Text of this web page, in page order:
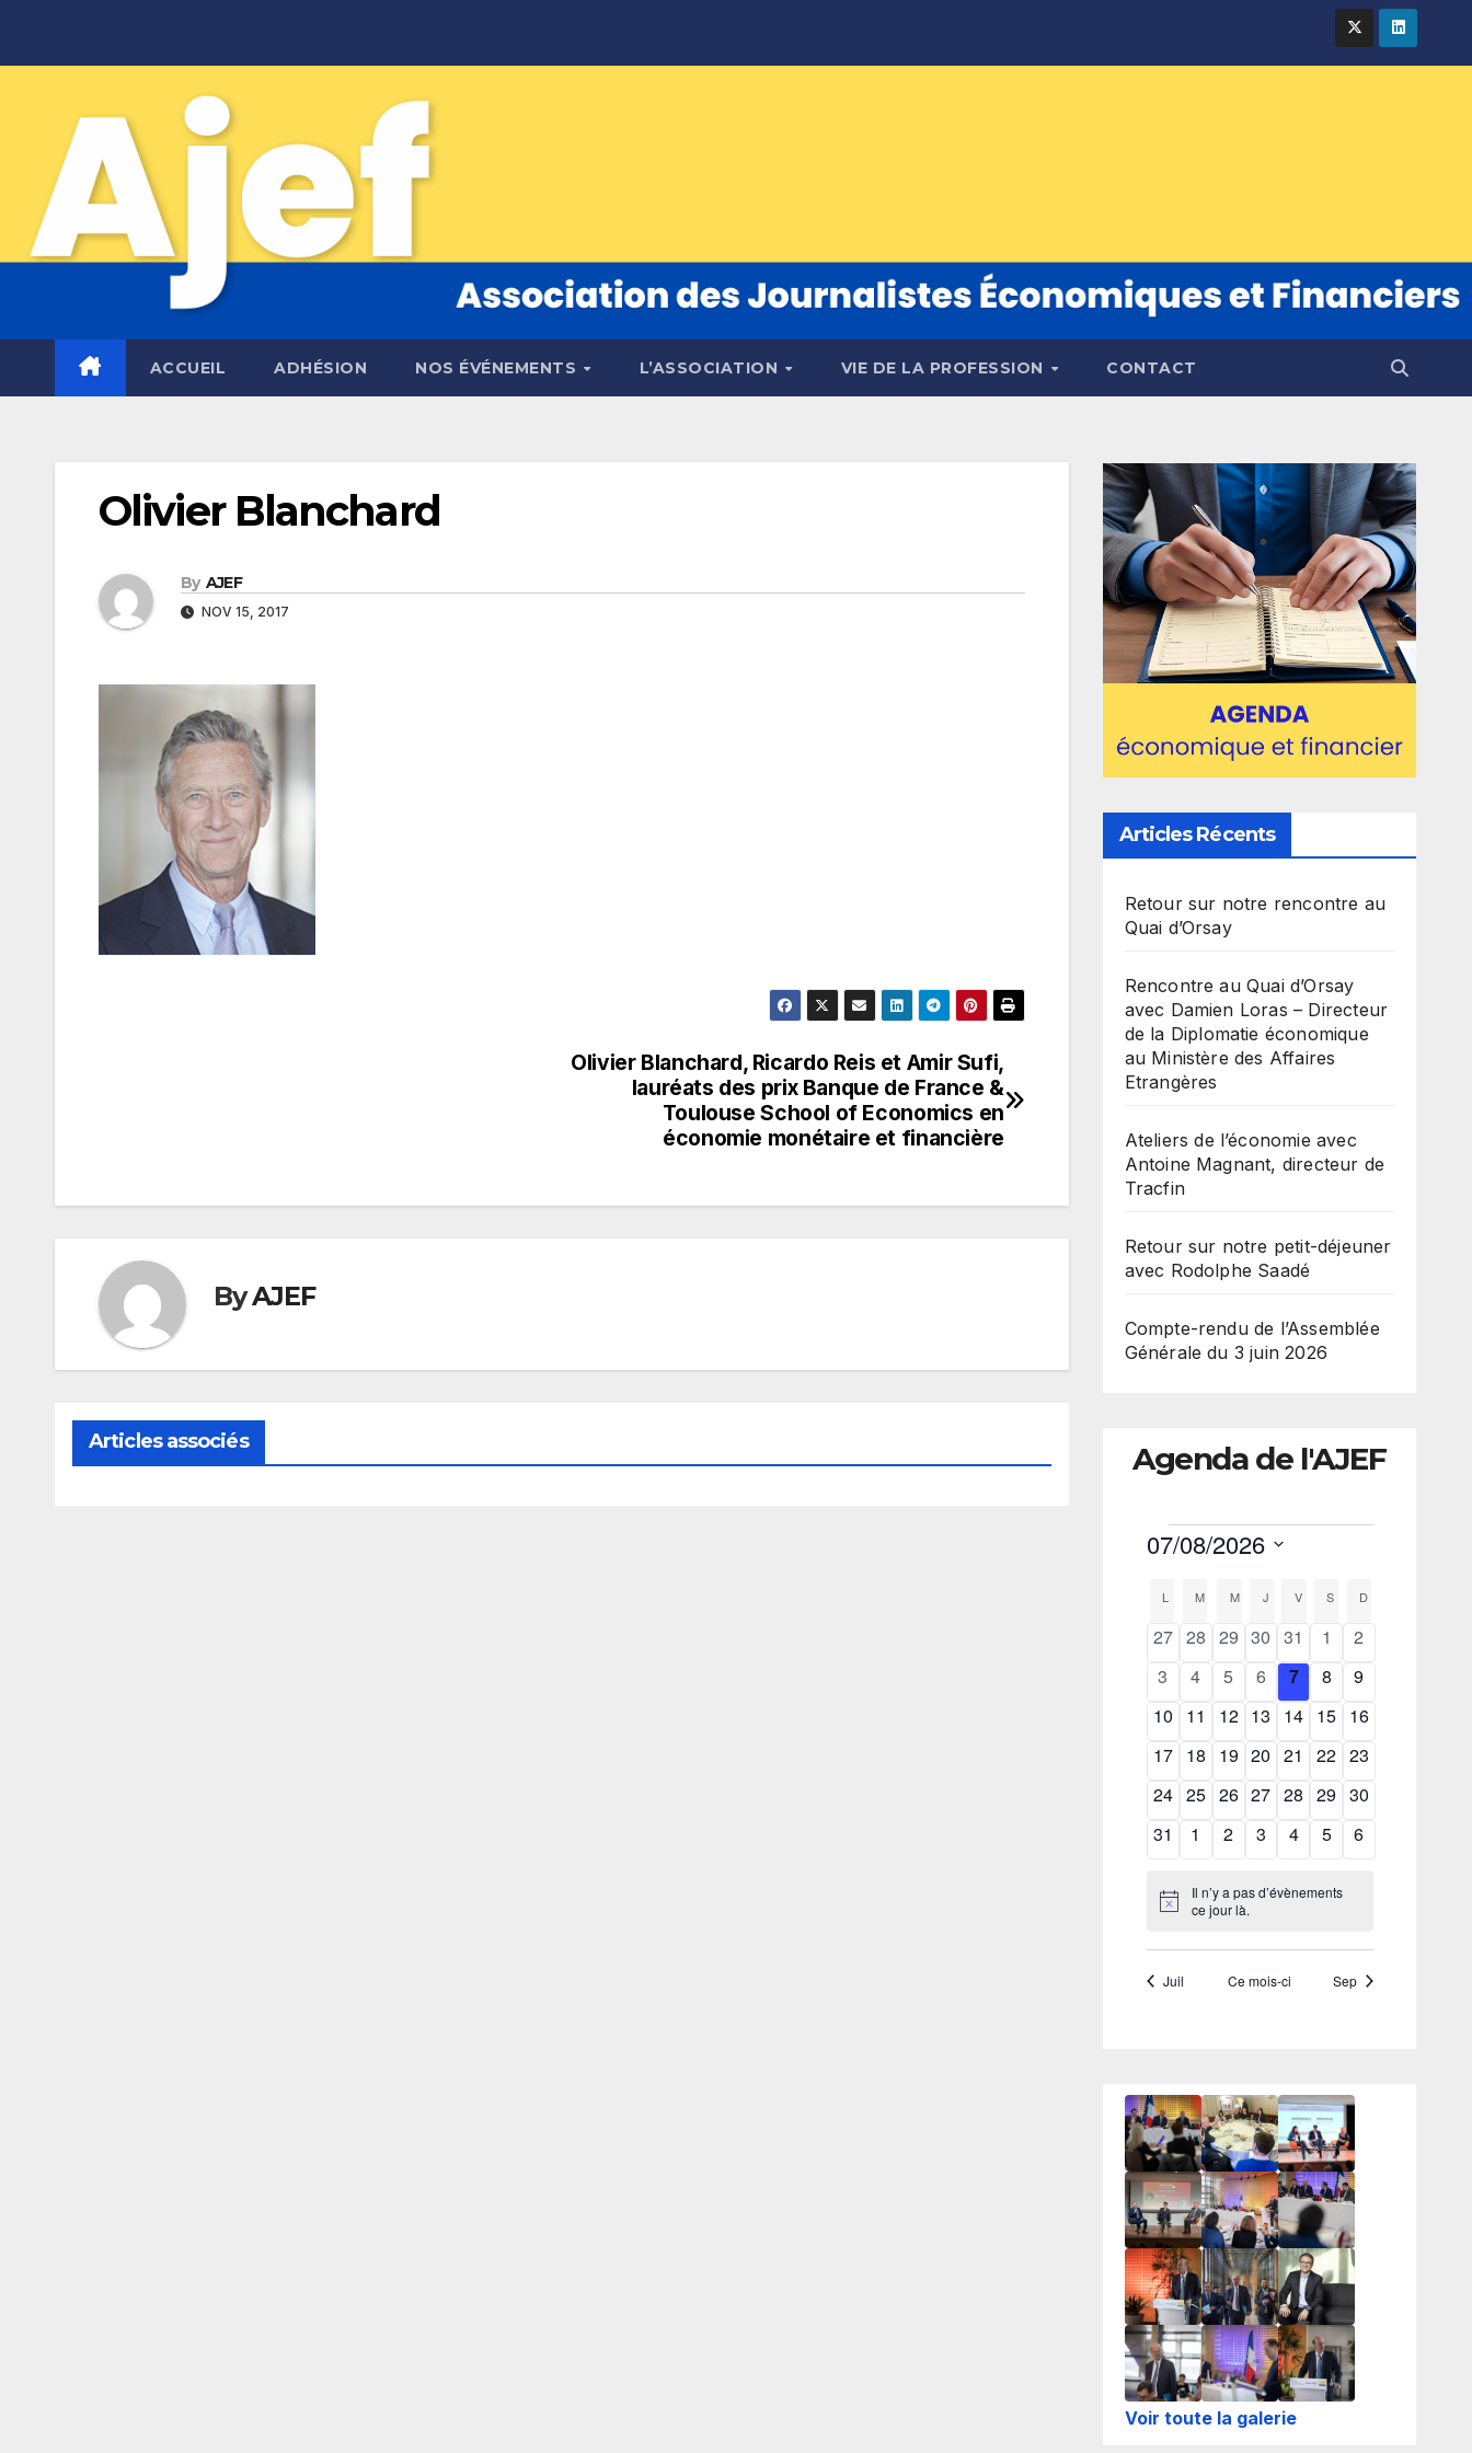
ACCUEIL ADHÉSION NOS ÉVÉNEMENTS L’ASSOCIATION VIE DE LA PROFESSION CONTACT
Olivier Blanchard
By AJEF
NOV 15, 2017
Olivier Blanchard, Ricardo Reis et Amir Sufi,
lauréats des prix Banque de France &
Toulouse School of Economics en
économie monétaire et financière
ByAJEF
Articles associés
Articles Récents
Retour sur notre rencontre au
Quai d’Orsay
Rencontre au Quai d’Orsay
avec Damien Loras – Directeur
de la Diplomatie économique
au Ministère des Affaires
Etrangères
Ateliers de l’économie avec
Antoine Magnant, directeur de
Tracfin
Retour sur notre petit-déjeuner
avec Rodolphe Saadé
Compte-rendu de l’Assemblée
Générale du 3 juin 2026
Agenda de l'AJEF
Voir toute la galerie